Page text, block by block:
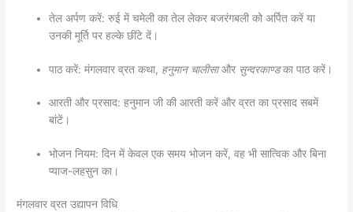
तेल अर्पण करें: रुई में चमेली का तेल लेकर बजरंगबली को अर्पित करें या
उनकी मूर्ति पर हल्के छींटे दें।
पाठ करें: मंगलवार व्रत कथा, हनुमान चालीसाऔर सुन्दरकाण्डका पाठ करें।
आरती और प्रसाद: हनुमान जी की आरती करें और व्रत का प्रसाद सबमें
बांटें।
भोजन नियम: दिन में केवल एक समय भोजन करें, वह भी सात्विक और बिना
प्याज-लहसुन का।
मंगलवार व्रत उद्यापन विधि